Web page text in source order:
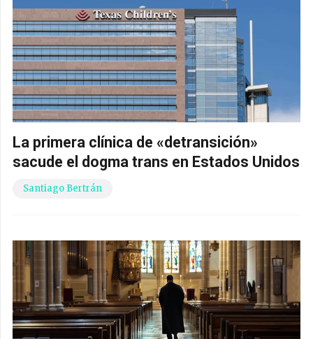
La primera clínica de «detransición»
sacude el dogma trans en Estados Unidos
Santiago Bertrán